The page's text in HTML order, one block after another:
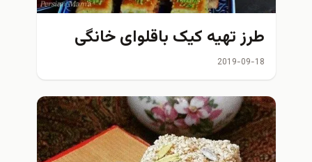
طرز تهیه کیک باقلوای خانگی
2019-09-18